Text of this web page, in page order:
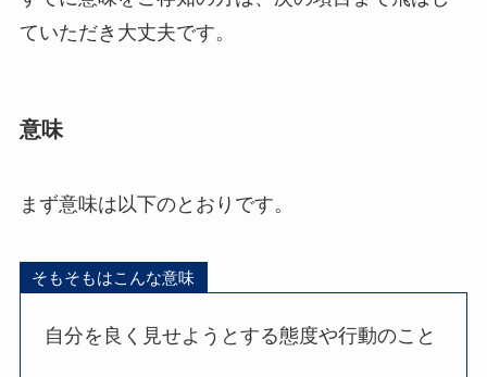
ていただき大丈夫です。
意味
まず意味は以下のとおりです。
そもそもはこんな意味
自分を良く見せようとする態度や行動のこと